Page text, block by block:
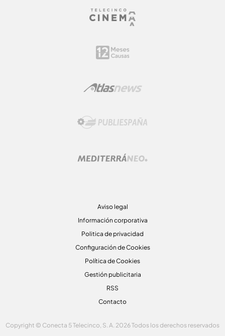
Aviso legal
Información corporativa
Politica de privacidad
Configuración de Cookies
Política de Cookies
Gestión publicitaria
RSS
Contacto
Copyright © Conecta 5 Telecinco, S. A. 2026 Todos los derechos reservados